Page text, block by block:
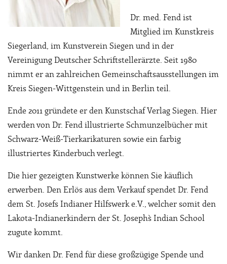
Dr. med. Fend ist
Mitglied im Kunstkreis
Siegerland, im Kunstverein Siegen und in der
Vereinigung Deutscher Schriftstellerärzte. Seit 1980
nimmt er an zahlreichen Gemeinschaftsausstellungen im
Kreis Siegen-Wittgenstein und in Berlin teil.
Ende 2011 gründete er den Kunstschaf Verlag Siegen. Hier
werden von Dr. Fend illustrierte Schmunzelbücher mit
Schwarz-Weiß-Tierkarikaturen sowie ein farbig
illustriertes Kinderbuch verlegt.
Die hier gezeigten Kunstwerke können Sie käuflich
erwerben. Den Erlös aus dem Verkauf spendet Dr. Fend
dem St. Josefs Indianer Hilfswerk e.V., welcher somit den
Lakota-Indianerkindern der St. Joseph`s Indian School
zugute kommt.
Wir danken Dr. Fend für diese großzügige Spende und